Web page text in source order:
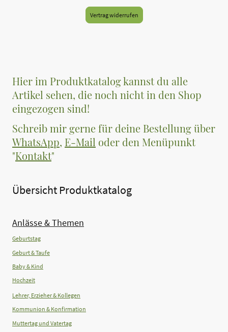
Vertrag widerrufen
Hier im Produktkatalog kannst du alle
Artikel sehen, die noch nicht in den Shop
eingezogen sind!
Schreib mir gerne für deine Bestellung über
WhatsApp, E-Mail oder den Menüpunkt
"Kontakt"
Übersicht Produktkatalog
Anlässe & Themen
Geburtstag
Geburt & Taufe
Baby & Kind
Hochzeit
Lehrer, Erzieher & Kollegen
Kommunion & Konfirmation
Muttertag und Vatertag